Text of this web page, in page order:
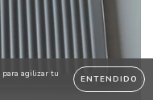
para agilizar tu
ENTENDIDO